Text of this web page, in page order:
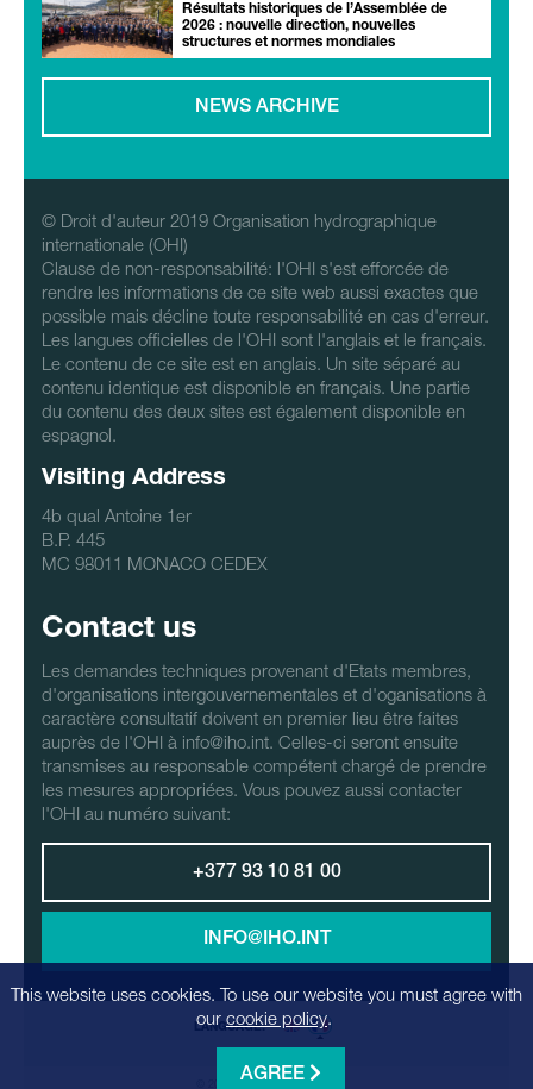
Résultats historiques de l’Assemblée de
2026 : nouvelle direction, nouvelles
structures et normes mondiales
NEWS ARCHIVE
© Droit d'auteur 2019 Organisation hydrographique
internationale (OHI)
Clause de non-responsabilité: l'OHI s'est efforcée de
rendre les informations de ce site web aussi exactes que
possible mais décline toute responsabilité en cas d'erreur.
Les langues officielles de l'OHI sont l'anglais et le français.
Le contenu de ce site est en anglais. Un site séparé au
contenu identique est disponible en français. Une partie
du contenu des deux sites est également disponible en
espagnol.
Visiting Address
4b qual Antoine 1er
B.P. 445
MC 98011 MONACO CEDEX
Contact us
Les demandes techniques provenant d'Etats membres,
d'organisations intergouvernementales et d'oganisations à
caractère consultatif doivent en premier lieu être faites
auprès de l'OHI à info@iho.int. Celles-ci seront ensuite
transmises au responsable compétent chargé de prendre
les mesures appropriées. Vous pouvez aussi contacter
l'OHI au numéro suivant:
+377 93 10 81 00
INFO@IHO.INT
LANGUAGE:
© 2026 - RealizationFactrics
This website uses cookies. To use our website you must agree with
our cookie policy.
AGREE